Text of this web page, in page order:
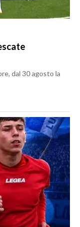
dal 30 agosto la